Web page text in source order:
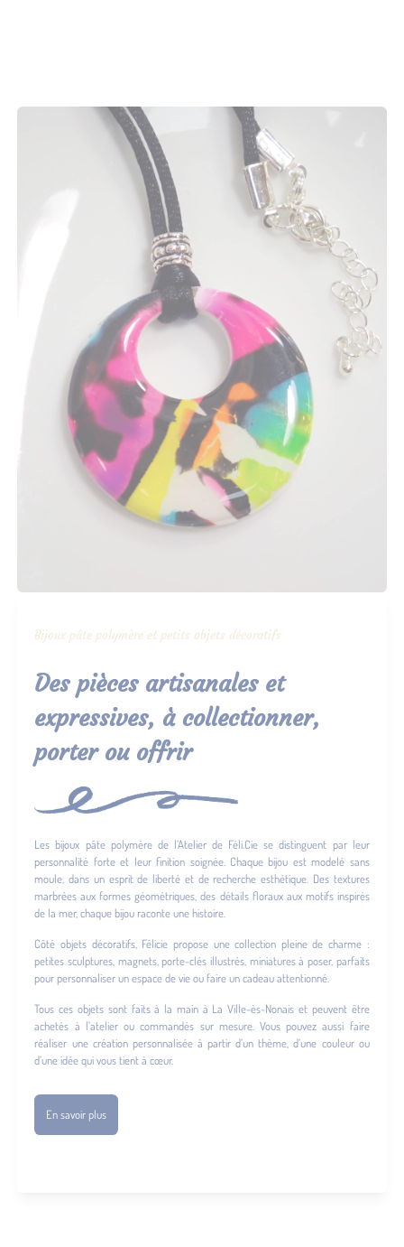
Bijoux pâte polymère et petits objets décoratifs
Des pièces artisanales et
expressives, à collectionner,
porter ou offrir
Les bijoux pâte polymère de l’Atelier de Féli.Cie se distinguent par leur
personnalité forte et leur finition soignée. Chaque bijou est modelé sans
moule, dans un esprit de liberté et de recherche esthétique. Des textures
marbrées aux formes géométriques, des détails floraux aux motifs inspirés
de la mer, chaque bijou raconte une histoire.
Côté objets décoratifs, Félicie propose une collection pleine de charme :
petites sculptures, magnets, porte-clés illustrés, miniatures à poser, parfaits
pour personnaliser un espace de vie ou faire un cadeau attentionné.
Tous ces objets sont faits à la main à La Ville-ès-Nonais et peuvent être
achetés à l’atelier ou commandés sur mesure. Vous pouvez aussi faire
réaliser une création personnalisée à partir d’un thème, d’une couleur ou
d’une idée qui vous tient à cœur.
En savoir plus